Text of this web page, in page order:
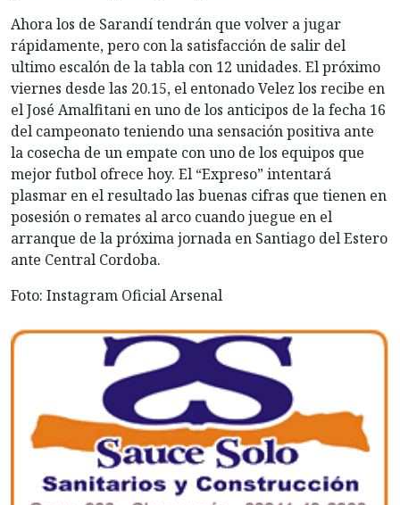
Ahora los de Sarandí tendrán que volver a jugar
rápidamente, pero con la satisfacción de salir del
ultimo escalón de la tabla con 12 unidades. El próximo
viernes desde las 20.15, el entonado Velez los recibe en
el José Amalfitani en uno de los anticipos de la fecha 16
del campeonato teniendo una sensación positiva ante
la cosecha de un empate con uno de los equipos que
mejor futbol ofrece hoy. El “Expreso” intentará
plasmar en el resultado las buenas cifras que tienen en
posesión o remates al arco cuando juegue en el
arranque de la próxima jornada en Santiago del Estero
ante Central Cordoba.
Foto: Instagram Oficial Arsenal